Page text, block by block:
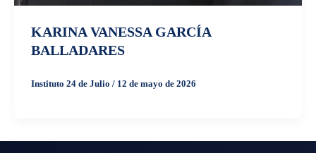
KARINA VANESSA GARCÍA
BALLADARES
Instituto 24 de Julio / 12 de mayo de 2026